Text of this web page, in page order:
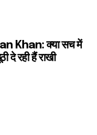
Khan: क्या सच में
दे रही हैं राखी